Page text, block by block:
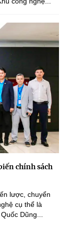
chính sách
lược, chuyển
cụ thể là
Dũng...